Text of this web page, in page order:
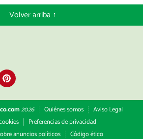
Volver arriba ↑
2026 Quiénes somos
Aviso Legal
Preferencias de privacidad
anuncios políticos
Código ético